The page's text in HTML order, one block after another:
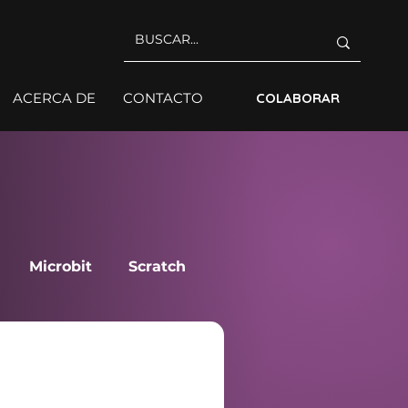
ACERCA DE CONTACTO COLABORAR
Microbit Scratch